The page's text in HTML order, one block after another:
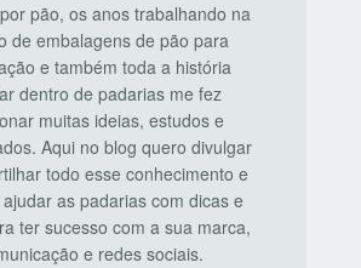
pão, os anos trabalhando na
de embalagens de pão para
e também toda a história
dentro de padarias me fez
muitas ideias, estudos e
Aqui no blog quero divulgar
todo esse conhecimento e
as padarias com dicas e
ter sucesso com a sua marca,
e redes sociais.